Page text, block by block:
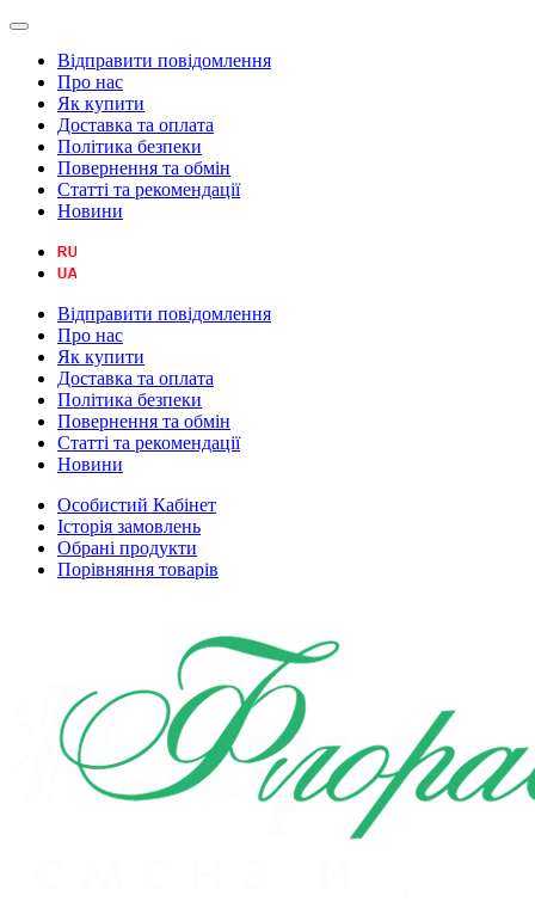
Відправити повідомлення
Про нас
Як купити
Доставка та оплата
Політика безпеки
Повернення та обмін
Статті та рекомендації
Новини
Відправити повідомлення
Про нас
Як купити
Доставка та оплата
Політика безпеки
Повернення та обмін
Статті та рекомендації
Новини
Особистий Кабінет
Історія замовлень
Обрані продукти
Порівняння товарів